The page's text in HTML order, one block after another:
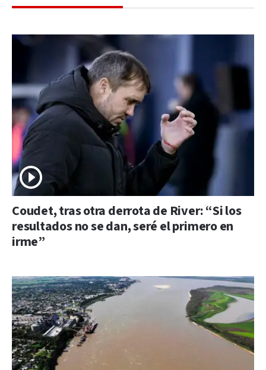
Coudet, tras otra derrota de River: “Si los
resultados no se dan, seré el primero en
irme”